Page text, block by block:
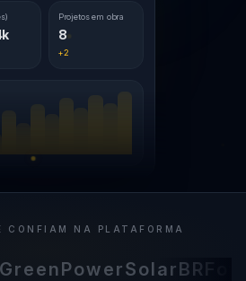
Projetos em obra
8
+2
CONFIAM NA PLATAFORMA
SolarBR